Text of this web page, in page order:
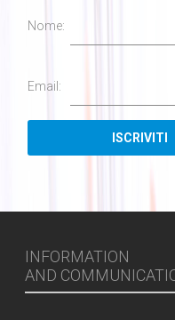
Nome:
Email:
INFORMATION
AND